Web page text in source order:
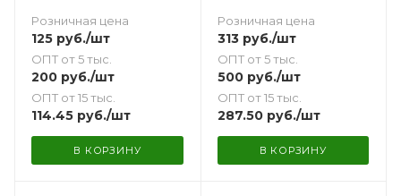
Розничная цена
125 руб./шт
ОПТ от 5 тыс.
200 руб./шт
ОПТ от 15 тыс.
114.45 руб./шт
В КОРЗИНУ
Розничная цена
313руб./шт
ОПТ от 5 тыс.
500руб./шт
ОПТ от 15 тыс.
287.50руб./шт
В КОРЗИНУ